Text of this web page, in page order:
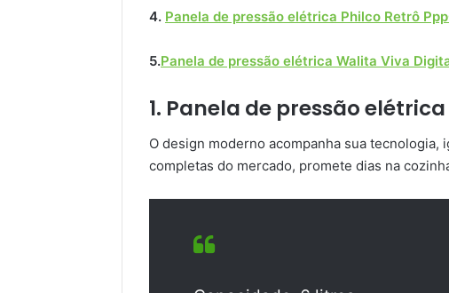
4. Panela de pressão elétrica Philco Retrô
5.Panela de pressão elétrica Walita Viva
1. Panela de pressão
O design moderno acompanha sua tecnologia,
completas do mercado, promete dias na